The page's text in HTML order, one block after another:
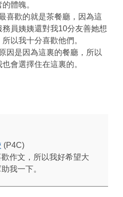
體魄。
喜歡的就是茶餐廳，因為這
員姨姨還對我10分友善她想
以我十分喜歡他們。
因是因為這裏的餐廳，所以
會選擇住在這裏的。
(P4C)
作文，所以我好希望大
我一下。